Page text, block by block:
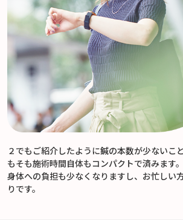
２でもご紹介したように鍼の本数が少ないこ
もそも施術時間自体もコンパクトで済みます。
身体への負担も少なくなりますし、お忙しい
りです。